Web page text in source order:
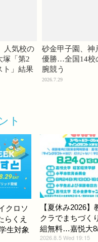
人気校の
「第2
ト」結果
砂金甲子園、神
優勝…全国14校
腕競う
2026.7.29
ト
クロソ
らくえ
生対象
【夏休み2026】
クラでまちづく
組無料…嘉悦大
2026.8.5 Wed 19:15